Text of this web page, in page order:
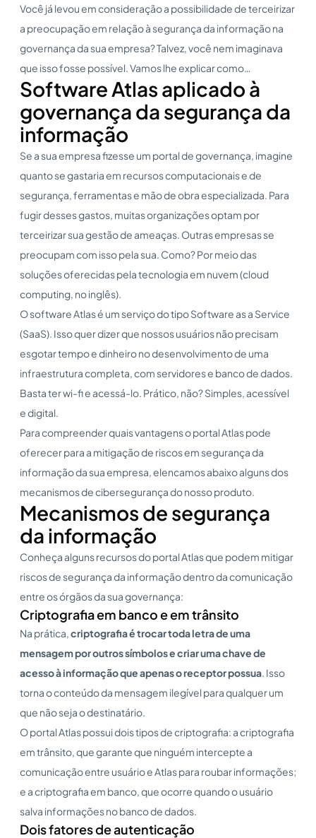
Você já levou em consideração a possibilidade de terceirizar
a preocupação em relação à segurança da informação na
governança da sua empresa? Talvez, você nem imaginava
que isso fosse possível. Vamos lhe explicar como…
Software Atlas aplicado à
governança da segurança da
informação
Se a sua empresa fizesse um portal de governança, imagine
quanto se gastaria em recursos computacionais e de
segurança, ferramentas e mão de obra especializada. Para
fugir desses gastos, muitas organizações optam por
terceirizar sua gestão de ameaças. Outras empresas se
preocupam com isso pela sua. Como? Por meio das
soluções oferecidas pela tecnologia em nuvem (cloud
computing, no inglês).
O software Atlas é um serviço do tipo Software as a Service
(SaaS). Isso quer dizer que nossos usuários não precisam
esgotar tempo e dinheiro no desenvolvimento de uma
infraestrutura completa, com servidores e banco de dados.
Basta ter wi-fi e acessá-lo. Prático, não? Simples, acessível
e digital.
Para compreender quais vantagens o portal Atlas pode
oferecer para a mitigação de riscos em segurança da
informação da sua empresa, elencamos abaixo alguns dos
mecanismos de cibersegurança do nosso produto.
Mecanismos de segurança
da informação
Conheça alguns recursos do portal Atlas que podem mitigar
riscos de segurança da informação dentro da comunicação
entre os órgãos da sua governança:
Criptografia em banco e em trânsito
Na prática,criptografia é trocar toda letra de uma
mensagem por outros símbolos e criar uma chave de
acesso à informação que apenas o receptor possua. Isso
torna o conteúdo da mensagem ilegível para qualquer um
que não seja o destinatário.
O portal Atlas possui dois tipos de criptografia: a criptografia
em trânsito, que garante que ninguém intercepte a
comunicação entre usuário e Atlas para roubar informações;
e a criptografia em banco, que ocorre quando o usuário
salva informações no banco de dados.
Dois fatores de autenticação